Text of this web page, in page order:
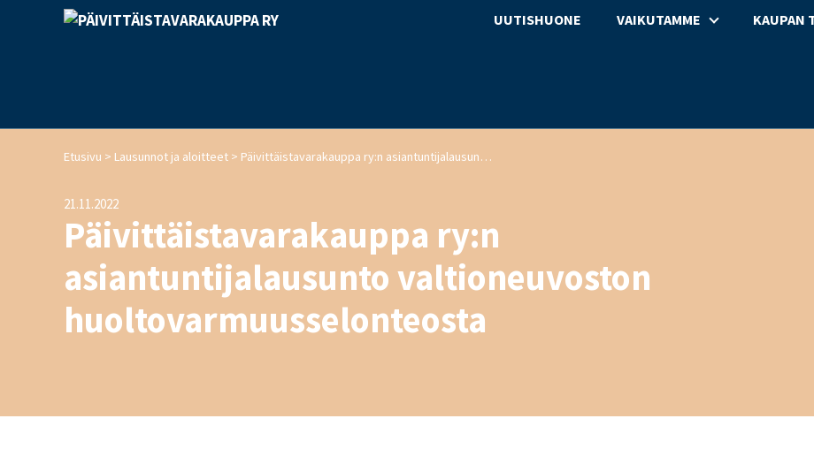
UUTISHUONE VAIKUTAMME KAUPAN
Etusivu > Lausunnot ja aloitteet > Päivittäistavarakauppa ry:n asiantuntijalausunto valtioneuvoston huoltovarmuusselonteosta
21.11.2022
Päivittäistavarakauppa ry:n
asiantuntijalausunto valtioneuvoston
huoltovarmuusselonteosta